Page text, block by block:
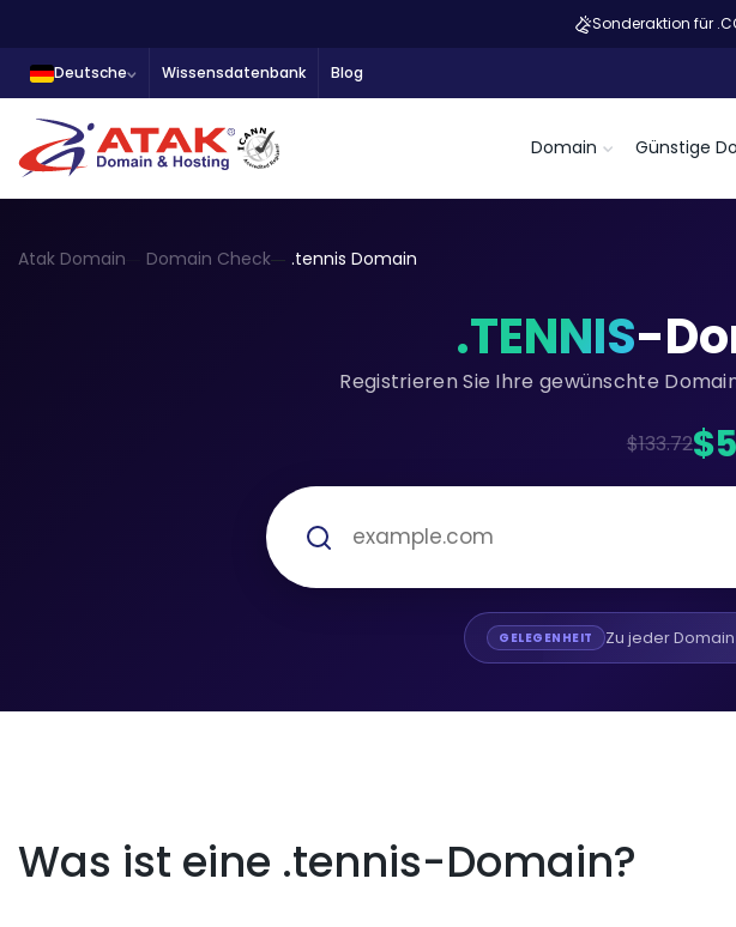
Sonderaktion für
Deutsche Wissensdatenbank Blog
Domain Günstige
Atak Domain Domain Check .tennis Domain
.TENNIS-
Registrieren Sie Ihre gewünschte
$133.72
GELEGENHEIT Zu jeder
Was ist eine .tennis-Domain?